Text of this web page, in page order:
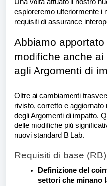
Una volta attuato il nostro
esploreremo ulteriormente i
requisiti di assurance
Abbiamo
modifiche anche
agli Argomenti di
Oltre ai cambiamenti
rivisto, corretto e aggiornato
degli Argomenti di impatto.
delle modifiche più
nuovi standard B Lab.
Requisiti di base (RB)
Definizione del
settori che minano